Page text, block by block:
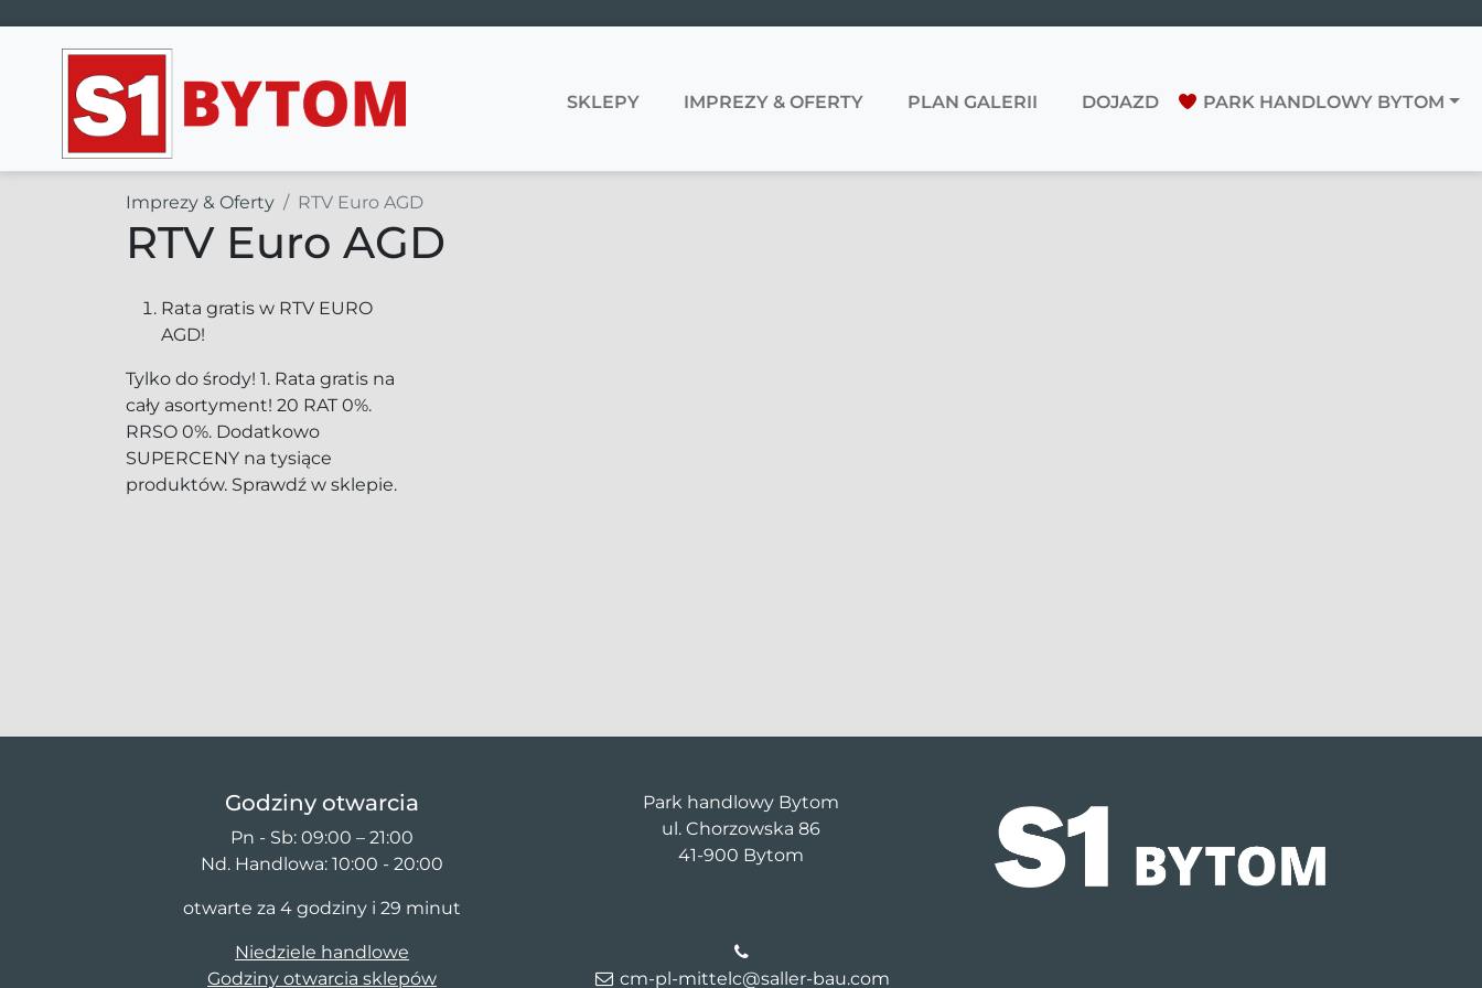
Main Navigation SKLEPY IMPREZY & OFERTY PLAN GALERII DOJAZD PARK HANDLOWY BYTOM
Imprezy & Oferty RTV Euro AGD
RTV Euro AGD
Rata gratis w RTV EURO
AGD!
Tylko do środy! 1. Rata gratis na
cały asortyment! 20 RAT 0%.
RRSO 0%. Dodatkowo
SUPERCENY na tysiące
produktów. Sprawdź w sklepie.
Godziny otwarcia
Pn - Sb: 09:00 – 21:00
Nd. Handlowa: 10:00 - 20:00
otwarte za 4 godziny i 29 minut
Niedziele handlowe
Godziny otwarcia sklepów
Park handlowy Bytom
ul. Chorzowska 86
41-900 Bytom
cm-pl-mittelc@saller-bau.com